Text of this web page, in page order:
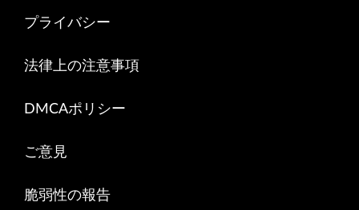
プライバシー
法律上の注意事項
DMCAポリシー
ご意見
脆弱性の報告